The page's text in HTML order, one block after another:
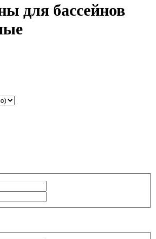
для бассейнов